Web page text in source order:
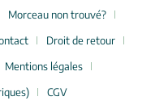
Morceau non trouvé?
Droit de retour
Mentions légales
CGV